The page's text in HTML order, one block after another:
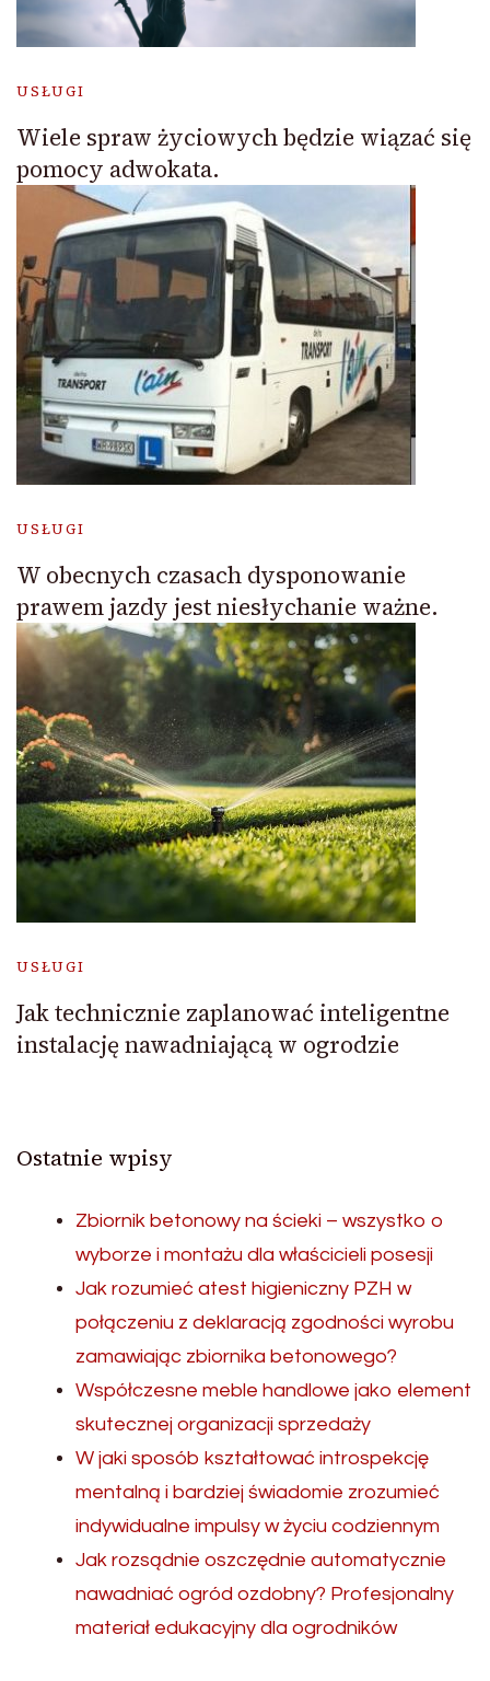
USŁUGI
Wiele spraw życiowych będzie wiązać się
pomocy adwokata.
USŁUGI
W obecnych czasach dysponowanie
prawem jazdy jest niesłychanie ważne.
USŁUGI
Jak technicznie zaplanować inteligentne
instalację nawadniającą w ogrodzie
Ostatnie wpisy
Zbiornik betonowy na ścieki – wszystko o
wyborze i montażu dla właścicieli posesji
Jak rozumieć atest higieniczny PZH w
połączeniu z deklaracją zgodności wyrobu
zamawiając zbiornika betonowego?
Współczesne meble handlowe jako element
skutecznej organizacji sprzedaży
W jaki sposób kształtować introspekcję
mentalną i bardziej świadomie zrozumieć
indywidualne impulsy w życiu codziennym
Jak rozsądnie oszczędnie automatycznie
nawadniać ogród ozdobny? Profesjonalny
materiał edukacyjny dla ogrodników